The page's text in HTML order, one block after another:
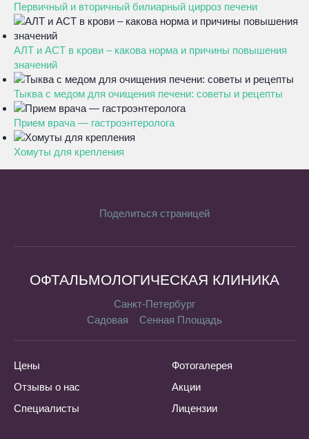
Первичный и вторичный билиарный цирроз печени
АЛТ и АСТ в крови – какова норма и причины повышения
значений
Тыква с медом для очищения печени: советы и рецепты
Прием врача — гастроэнтеролога
Хомуты для крепления
Поделиться страницей
ОФТАЛЬМОЛОГИЧЕСКАЯ КЛИНИКА
Санкт-Петербург
Садовая
Сенная Площадь
Цены
Отзывы о нас
Специалисты
Фотогалерея
Акции
Лицензии